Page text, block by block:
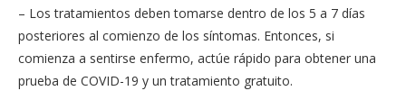
– Los tratamientos deben tomarse dentro de los 5 a 7 días
posteriores al comienzo de los síntomas. Entonces, si
comienza a sentirse enfermo, actúe rápido para obtener una
prueba de COVID-19 y un tratamiento gratuito.